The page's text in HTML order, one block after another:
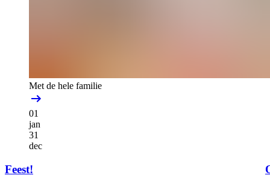
Met de hele familie
01
jan
31
dec
Feest!